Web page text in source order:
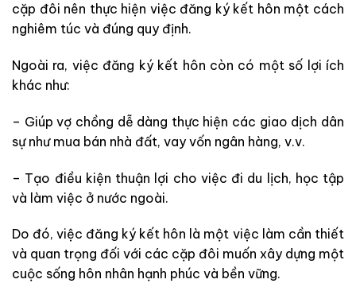
cặp đôi nên thực hiện việc đăng ký kết hôn một cách
nghiêm túc và đúng quy định.
Ngoài ra, việc đăng ký kết hôn còn có một số lợi ích
khác như:
– Giúp vợ chồng dễ dàng thực hiện các giao dịch dân
sự như mua bán nhà đất, vay vốn ngân hàng, v.v.
– Tạo điều kiện thuận lợi cho việc đi du lịch, học tập
và làm việc ở nước ngoài.
Do đó, việc đăng ký kết hôn là một việc làm cần thiết
và quan trọng đối với các cặp đôi muốn xây dựng một
cuộc sống hôn nhân hạnh phúc và bền vững.